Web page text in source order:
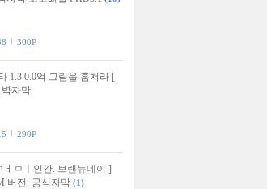
300P
1.3.0.0억 그림을 훔쳐라 [
자막
290P
ㅓㅁㅣ인간. 브랜뉴데이 ]
버전. 공식자막 (1)